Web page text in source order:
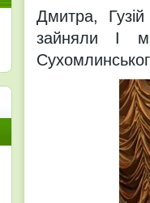
Дмитра,
зайняли І